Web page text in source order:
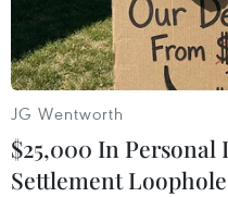
JG Wentworth
$25,000 In Personal
Settlement